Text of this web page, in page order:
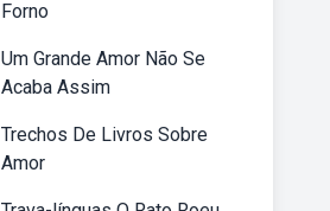
Forno
Um Grande Amor Não Se
Acaba Assim
Trechos De Livros Sobre
Amor